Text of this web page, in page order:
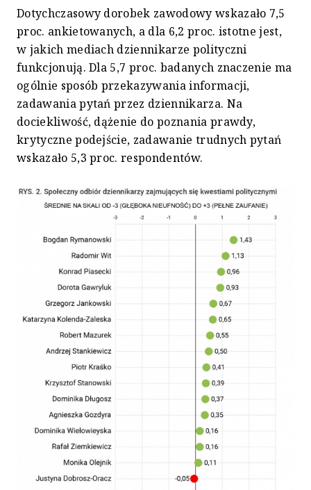
Dotychczasowy dorobek zawodowy wskazało 7,5
proc. ankietowanych, a dla 6,2 proc. istotne jest,
w jakich mediach dziennikarze polityczni
funkcjonują. Dla 5,7 proc. badanych znaczenie ma
ogólnie sposób przekazywania informacji,
zadawania pytań przez dziennikarza. Na
dociekliwość, dążenie do poznania prawdy,
krytyczne podejście, zadawanie trudnych pytań
wskazało 5,3 proc. respondentów.